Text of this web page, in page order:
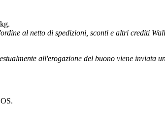
al netto di spedizioni, sconti e altri crediti
all'erogazione del buono viene